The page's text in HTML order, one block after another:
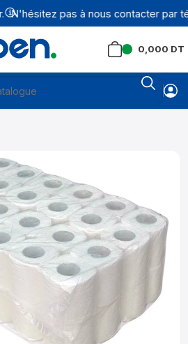
N'hésitez pas à nous contacter par
0,000 DT